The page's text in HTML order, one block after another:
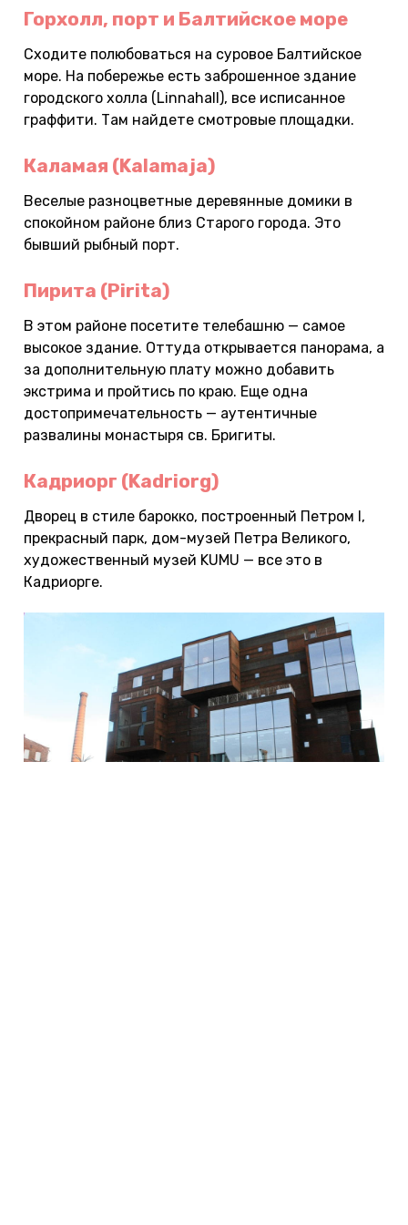
Горхолл, порт и Балтийское море
Сходите полюбоваться на суровое Балтийское
море. На побережье есть заброшенное здание
городского холла (Linnahall), все исписанное
граффити. Там найдете смотровые площадки.
Каламая (Kalamaja)
Веселые разноцветные деревянные домики в
спокойном районе близ Старого города. Это
бывший рыбный порт.
Пирита (Pirita)
В этом районе посетите телебашню — самое
высокое здание. Оттуда открывается панорама, а
за дополнительную плату можно добавить
экстрима и пройтись по краю. Еще одна
достопримечательность — аутентичные
развалины монастыря св. Бригиты.
Кадриорг (Kadriorg)
Дворец в стиле барокко, построенный Петром I,
прекрасный парк, дом-музей Петра Великого,
художественный музей KUMU — все это в
Кадриорге.